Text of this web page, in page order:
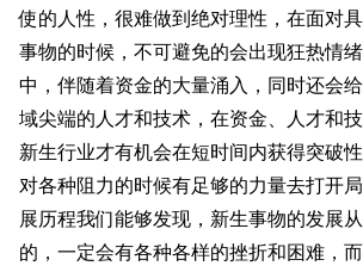
使的人性，很难做到绝对理性，在面对
事物的时候，不可避免的会出现狂热情
中，伴随着资金的大量涌入，同时还会
域尖端的人才和技术，在资金、人才和
新生行业才有机会在短时间内获得突破
对各种阻力的时候有足够的力量去打开
展历程我们能够发现，新生事物的发展
的，一定会有各种各样的挫折和困难，